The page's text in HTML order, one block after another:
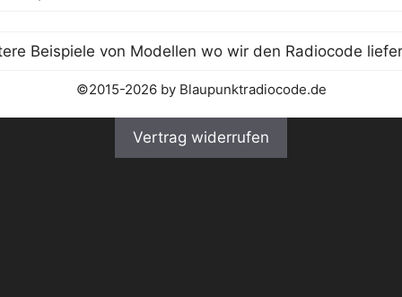
©2015-2026 by Blaupunktradiocode.de
Vertrag widerrufen